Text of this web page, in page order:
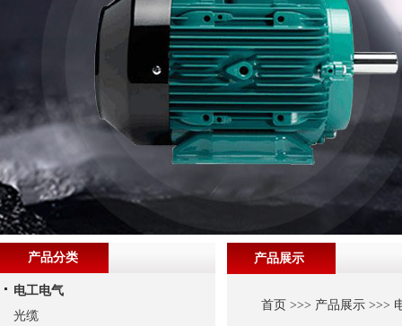
产品展示
首页 >>> 产品展示>>>
产品分类
电工电气
光缆